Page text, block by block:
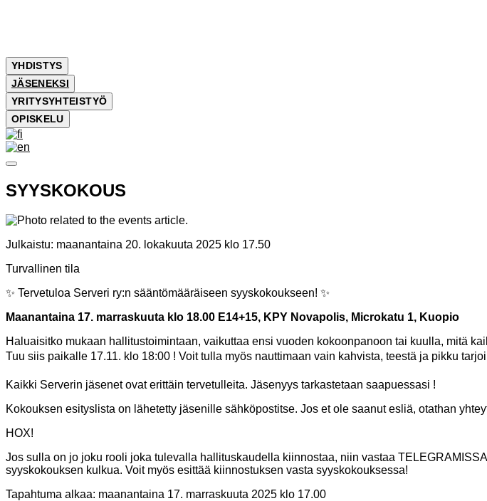
YHDISTYS
JÄSENEKSI
YRITYSYHTEISTYÖ
OPISKELU
SYYSKOKOUS
Julkaistu: maanantaina 20. lokakuuta 2025 klo 17.50
Turvallinen tila
✨ Tervetuloa Serveri ry:n sääntömääräiseen syyskokoukseen! ✨
Maanantaina 17. marraskuuta klo 18.00 E14+15, KPY Novapolis, Microkatu 1, Kuopio
Haluaisitko mukaan hallitustoimintaan, vaikuttaa ensi vuoden kokoonpanoon tai kuulla, mitä
Tuu siis paikalle 17.11. klo 18:00 ! Voit tulla myös nauttimaan vain kahvista, teestä ja pikku
Kaikki Serverin jäsenet ovat erittäin tervetulleita. Jäsenyys tarkastetaan saapuessasi !
Kokouksen esityslista on lähetetty jäsenille sähköpostitse. Jos et ole saanut esliä, otathan
HOX!
Jos sulla on jo joku rooli joka tulevalla hallituskaudella kiinnostaa, niin vastaa
syyskokouksen kulkua. Voit myös esittää kiinnostuksen vasta syyskokouksessa!
Tapahtuma alkaa: maanantaina 17. marraskuuta 2025 klo 17.00